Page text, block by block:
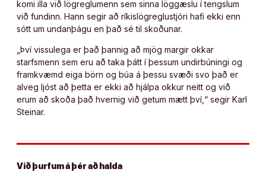
komi illa við lögreglumenn sem sinna löggæslu í tengslum
við fundinn. Hann segir að ríkislögreglustjóri hafi ekki enn
sótt um undanþágu en það sé til skoðunar.
„Því vissulega er það þannig að mjög margir okkar
starfsmenn sem eru að taka þátt í þessum undirbúningi og
framkvæmd eiga börn og búa á þessu svæði svo það er
alveg ljóst að þetta er ekki að hjálpa okkur neitt og við
erum að skoða það hvernig við getum mætt því,“ segir Karl
Steinar.
Við þurfum á þér að halda